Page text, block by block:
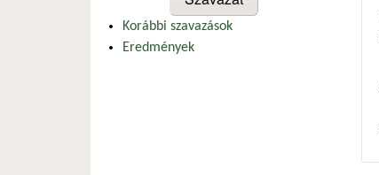
Korábbi szavazások
Eredmények